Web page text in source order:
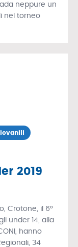
neppure un
nel torneo
2019
Crotone, il 6°
under 14, alla
hanno
34